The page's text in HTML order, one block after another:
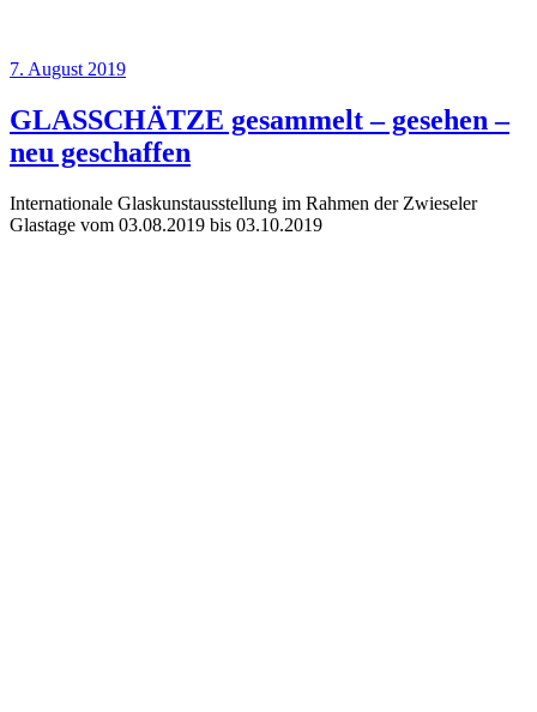
7. August 2019
GLASSCHÄTZE gesammelt – gesehen –
neu geschaffen
Internationale Glaskunstausstellung im Rahmen der Zwieseler
Glastage vom 03.08.2019 bis 03.10.2019